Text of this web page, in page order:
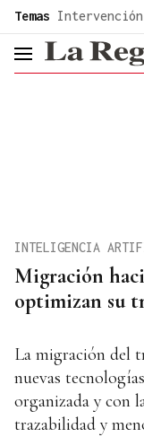
common.go-to-content
Temas
header.menu.open
Migración
optimizan su
INTELIGENCIA
La migración del
nuevas
organizada y con
trazabilidad y